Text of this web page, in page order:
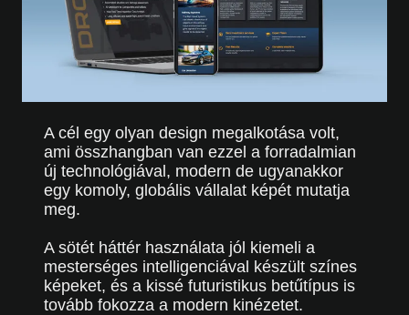
A cél egy olyan design megalkotása volt,
ami összhangban van ezzel a forradalmian
új technológiával, modern de ugyanakkor
egy komoly, globális vállalat képét mutatja
meg.
A sötét háttér használata jól kiemeli a
mesterséges intelligenciával készült színes
képeket, és a kissé futuristikus betűtípus is
tovább fokozza a modern kinézetet.